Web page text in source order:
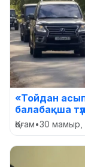
«Тойдан
балабақша
Қоғам•30 мамыр,